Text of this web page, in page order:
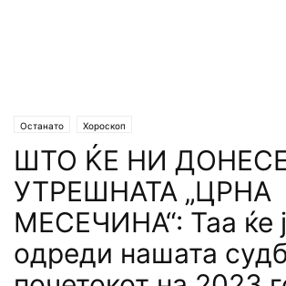
Останато Хороскоп
ШТО ЌЕ НИ
УТРЕШНАТА „ЦРНА
МЕСЕЧИНА“: Таа ќе
одреди нашата